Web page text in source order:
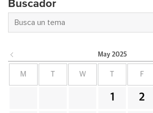
Buscador
May 2025
M W F
1 2